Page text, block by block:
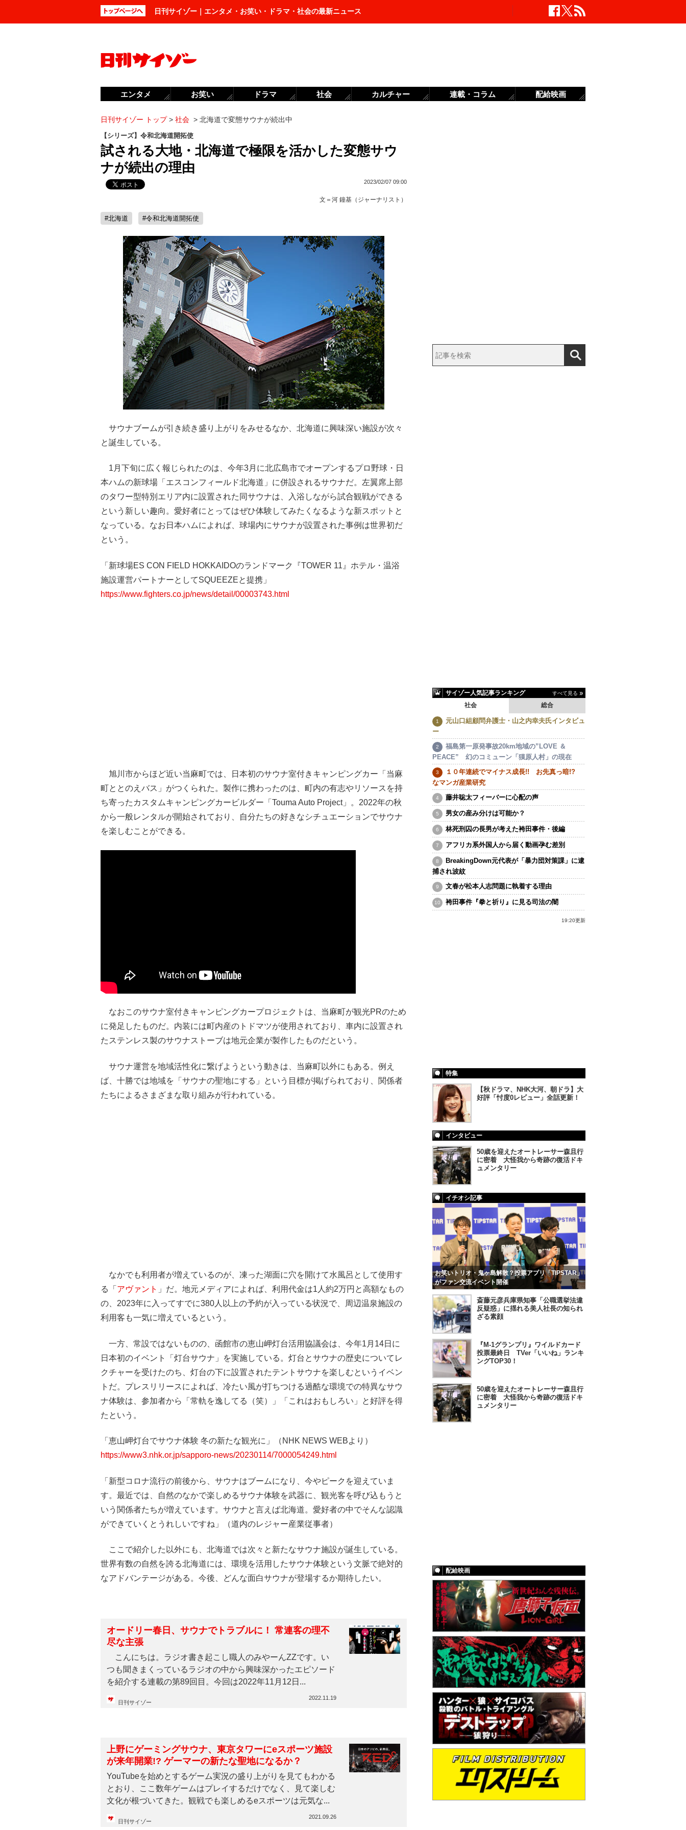
日刊サイゾー｜エンタメ・お笑い・ドラマ・社会の最新ニュース
日刊サイゾー トップ> 社会 > 北海道で変態サウナが続出中
【シリーズ】令和北海道開拓使
試される大地・北海道で極限を活かした変態サウ
ナが続出の理由
2023/02/07 09:00
文＝ 河 鐘基（ジャーナリスト）
#北海道 #令和北海道開拓使
サウナブームが引き続き盛り上がりをみせるなか、北海道に興味深い施設が次々
と誕生している。
1月下旬に広く報じられたのは、今年3月に北広島市でオープンするプロ野球・日
本ハムの新球場「エスコンフィールド北海道」に併設されるサウナだ。左翼席上部
のタワー型特別エリア内に設置された同サウナは、入浴しながら試合観戦ができる
という新しい趣向。愛好者にとってはぜひ体験してみたくなるような新スポットと
なっている。なお日本ハムによれば、球場内にサウナが設置された事例は世界初だ
という。
「新球場ES CON FIELD HOKKAIDOのランドマーク『TOWER 11』ホテル・温浴
施設運営パートナーとしてSQUEEZEと提携」
https://www.fighters.co.jp/news/detail/00003743.html
旭川市からほど近い当麻町では、日本初のサウナ室付きキャンピングカー「当麻
町ととのえバス」がつくられた。製作に携わったのは、町内の有志やリソースを持
ち寄ったカスタムキャンピングカービルダー「Touma Auto Project」。2022年の秋
から一般レンタルが開始されており、自分たちの好きなシチュエーションでサウナ
を楽しむことができる。
なおこのサウナ室付きキャンピングカープロジェクトは、当麻町が観光PRのため
に発足したものだ。内装には町内産のトドマツが使用されており、車内に設置され
たステンレス製のサウナストーブは地元企業が製作したものだという。
サウナ運営を地域活性化に繋げようという動きは、当麻町以外にもある。例え
ば、十勝では地域を「サウナの聖地にする」という目標が掲げられており、関係者
たちによるさまざまな取り組みが行われている。
なかでも利用者が増えているのが、凍った湖面に穴を開けて水風呂として使用す
る「 アヴァント 」だ。地元メディアによれば、利用代金は1人約2万円と高額なもの
の、2023年に入ってすでに380人以上の予約が入っている状況で、周辺温泉施設の
利用客も一気に増えているという。
一方、常設ではないものの、函館市の恵山岬灯台活用協議会は、今年1月14日に
日本初のイベント「灯台サウナ」を実施している。灯台とサウナの歴史についてレ
クチャーを受けたのち、灯台の下に設置されたテントサウナを楽しむというイベン
トだ。プレスリリースによれば、冷たい風が打ちつける過酷な環境での特異なサウ
ナ体験は、参加者から「常軌を逸してる（笑）」「これはおもしろい」と好評を得
たという。
「恵山岬灯台でサウナ体験 冬の新たな観光に」（NHK NEWS WEBより）
https://www3.nhk.or.jp/sapporo-news/20230114/7000054249.html
「新型コロナ流行の前後から、サウナはブームになり、今やピークを迎えていま
す。最近では、自然のなかで楽しめるサウナ体験を武器に、観光客を呼び込もうと
いう関係者たちが増えています。サウナと言えば北海道。愛好者の中でそんな認識
ができていくとうれしいですね」（道内のレジャー産業従事者）
ここで紹介した以外にも、北海道では次々と新たなサウナ施設が誕生している。
世界有数の自然を誇る北海道には、環境を活用したサウナ体験という文脈で絶対的
なアドバンテージがある。今後、どんな面白サウナが登場するか期待したい。
オードリー春日、サウナでトラブルに！ 常連客の理不
尽な主張
こんにちは。ラジオ書き起こし職人のみやーんZZです。い
つも聞きまくっているラジオの中から興味深かったエピソード
を紹介する連載の第89回目。今回は2022年11月12日...
日刊サイゾー
2022.11.19
上野にゲーミングサウナ、東京タワーにeスポーツ施設
が来年開業!? ゲーマーの新たな聖地になるか？
YouTubeを始めとするゲーム実況の盛り上がりを見てもわかる
とおり、ここ数年ゲームはプレイするだけでなく、見て楽しむ
文化が根づいてきた。観戦でも楽しめるeスポーツは元気な...
日刊サイゾー
2021.09.26
サイゾー人気記事ランキング すべて見る
社会 総合
元山口組顧問弁護士・山之内幸夫氏インタビュ
ー
福島第一原発事故20km地域の”LOVE ＆
PEACE” 幻のコミューン「獏原人村」の現在
１０年連続でマイナス成長!! お先真っ暗!?
なマンガ産業研究
藤井聡太フィーバーに心配の声
男女の産み分けは可能か？
林死刑囚の長男が考えた袴田事件・後編
アフリカ系外国人から届く動画孕む差別
BreakingDown元代表が「暴力団対策課」に逮
捕され波紋
文春が松本人志問題に執着する理由
袴田事件『拳と祈り』に見る司法の闇
19:20更新
特集
【秋ドラマ、NHK大河、朝ドラ】大
好評「忖度0レビュー」全話更新！
インタビュー
50歳を迎えたオートレーサー森且行
に密着 大怪我から奇跡の復活ドキ
ュメンタリー
イチオシ記事
お笑いトリオ・鬼ヶ島解散？投票アプリ「TIPSTAR」
がファン交流イベント開催
斎藤元彦兵庫県知事「公職選挙法違
反疑惑」に揺れる美人社長の知られ
ざる素顔
『M-1グランプリ』ワイルドカード
投票最終日 TVer「いいね」ランキ
ングTOP30！
50歳を迎えたオートレーサー森且行
に密着 大怪我から奇跡の復活ドキ
ュメンタリー
配給映画
エンタメ お笑い ドラマ 社会 カルチャー 連載・コラム 配給映画